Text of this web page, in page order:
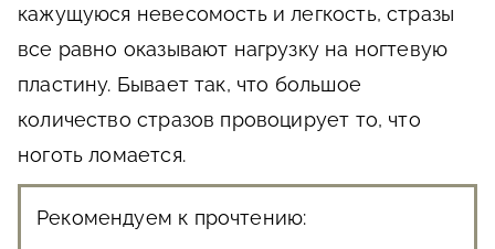
кажущуюся невесомость и легкость, стразы
все равно оказывают нагрузку на ногтевую
пластину. Бывает так, что большое
количество стразов провоцирует то, что
ноготь ломается.
Рекомендуем к прочтению: